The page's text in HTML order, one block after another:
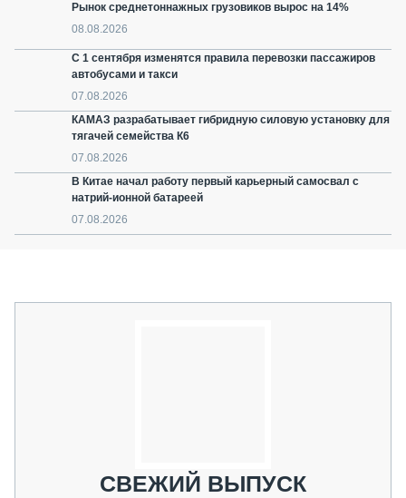
Рынок среднетоннажных грузовиков вырос на 14%
08.08.2026
С 1 сентября изменятся правила перевозки пассажиров
автобусами и такси
07.08.2026
КАМАЗ разрабатывает гибридную силовую установку для
тягачей семейства К6
07.08.2026
В Китае начал работу первый карьерный самосвал с
натрий-ионной батареей
07.08.2026
СВЕЖИЙ ВЫПУСК